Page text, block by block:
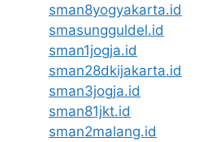
sman8yogyakarta.id
smasungguldel.id
sman1jogja.id
sman28dkijakarta.id
sman3jogja.id
sman81jkt.id
sman2malang.id